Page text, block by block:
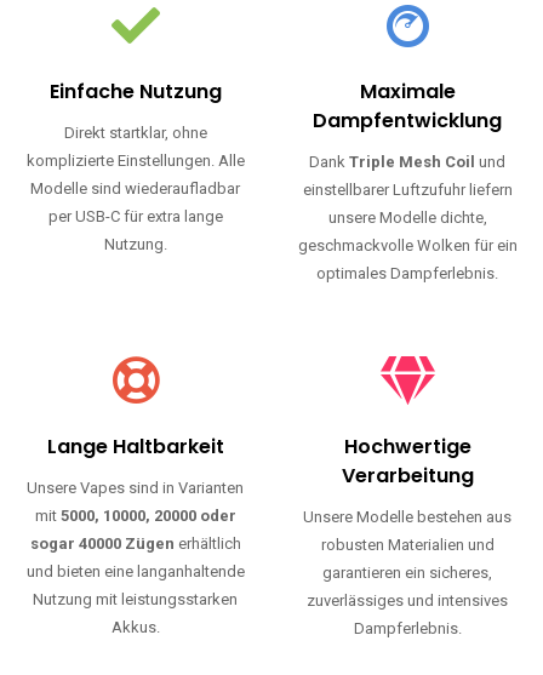
Einfache Nutzung
Direkt startklar, ohne
komplizierte Einstellungen. Alle
Modelle sind wiederaufladbar
per USB-C für extra lange
Nutzung.
Maximale
Dampfentwicklung
Dank Triple Mesh Coil und
einstellbarer Luftzufuhr liefern
unsere Modelle dichte,
geschmackvolle Wolken für ein
optimales Dampferlebnis.
Lange Haltbarkeit
Unsere Vapes sind in Varianten
mit 5000, 10000, 20000 oder
sogar 40000 Zügen erhältlich
und bieten eine langanhaltende
Nutzung mit leistungsstarken
Akkus.
Hochwertige
Verarbeitung
Unsere Modelle bestehen aus
robusten Materialien und
garantieren ein sicheres,
zuverlässiges und intensives
Dampferlebnis.